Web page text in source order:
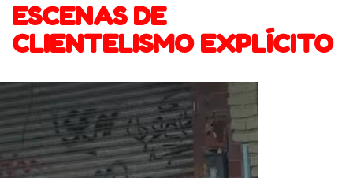
ESCENAS DE
CLIENTELISMO EXPLÍCITO